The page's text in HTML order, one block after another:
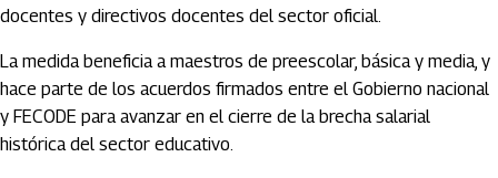
docentes y directivos docentes del sector oficial.
La medida beneficia a maestros de preescolar, básica y media, y
hace parte de los acuerdos firmados entre el Gobierno nacional
y FECODE para avanzar en el cierre de la brecha salarial
histórica del sector educativo.